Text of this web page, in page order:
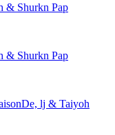
& Shurkn Pap
& Shurkn Pap
lj & Taiyoh